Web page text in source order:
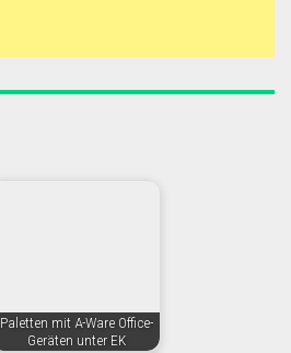
Paletten mit A-Ware Office-
Geräten unter EK